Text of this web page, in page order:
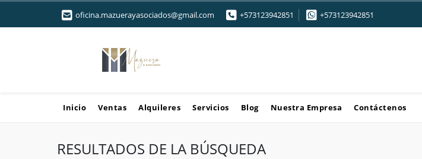
oficina.mazuerayasociados@gmail.com +573123942851 +573123942851
Inicio Ventas Alquileres Servicios Blog Nuestra Empresa Contáctenos
RESULTADOS DE LA BÚSQUEDA